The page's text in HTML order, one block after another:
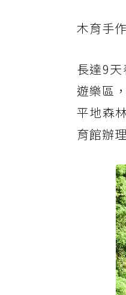
木育手
長達9
遊樂區
平地森
育館辦